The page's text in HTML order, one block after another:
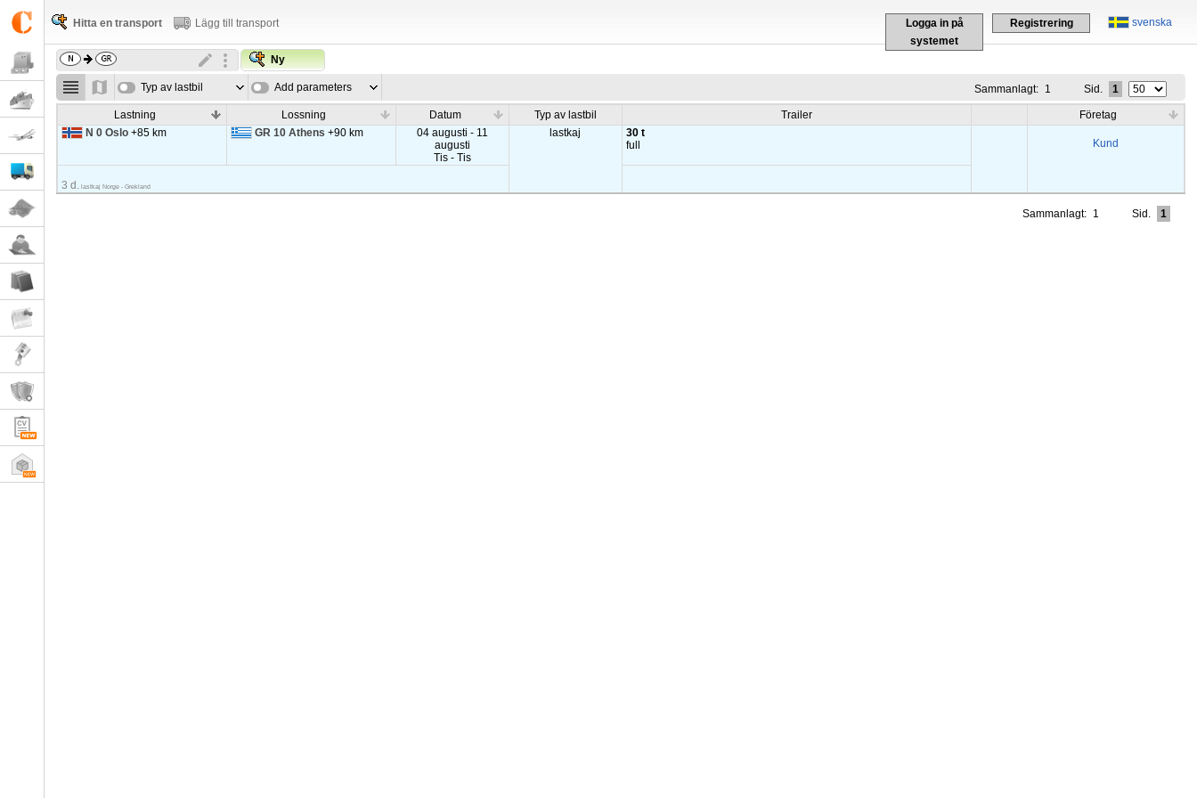
svenska
Logga in på
systemet
Registrering
Hitta en transport Lägg till transport
Ny
Typ av lastbil Add parameters Sammanlagt: 1 Sid. 1
Lastning Lossning Datum Typ av lastbil Trailer
Företag
N 0 Oslo +85 km GR 10 Athens +90 km
04 augusti - 11
augusti
Tis - Tis
lastkaj
30 t
full
Kund
3 d. lastkaj Norge - Grekland
Sammanlagt: 1 Sid. 1